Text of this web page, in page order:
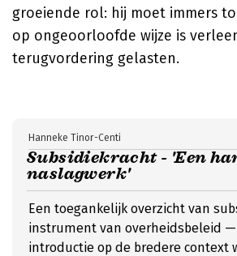
groeiende rol: hij moet immers
op ongeoorloofde wijze is
terugvordering gelasten.
Subsidiekracht - 'Een
naslagwerk'
Hanneke Tinor-Centi
Een toegankelijk overzicht van
instrument van overheidsbeleid
introductie op de bredere context